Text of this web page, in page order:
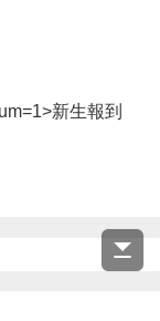
新生報到